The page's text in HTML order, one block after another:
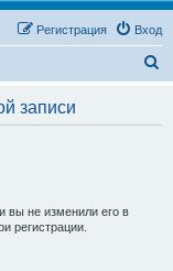
Вход
Регистрация
записи
вы не изменили его в
регистрации.